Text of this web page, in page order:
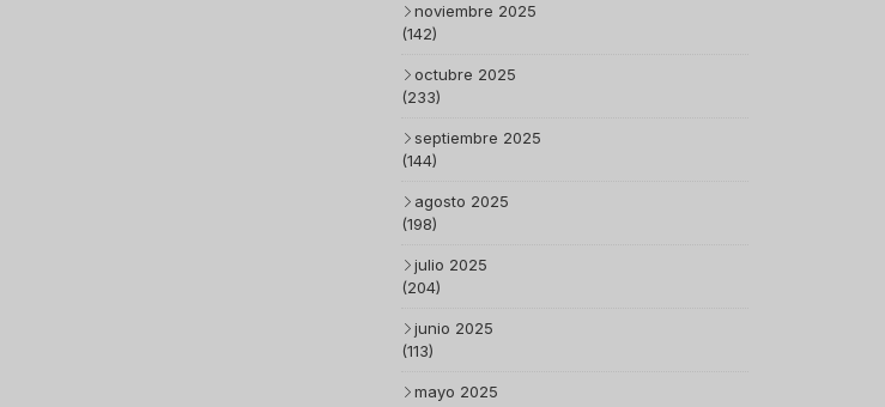
noviembre 2025
(142)
octubre 2025
(233)
septiembre 2025
(144)
agosto 2025
(198)
julio 2025
(204)
junio 2025
(113)
mayo 2025